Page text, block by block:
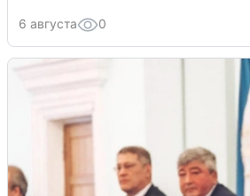
6 августа 0